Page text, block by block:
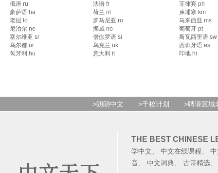
俄语 ru
法语 fr
菲律宾 ph
豪萨语 ha
荷兰 nl
柬埔寨 km
老挝 lo
罗马尼亚 ro
马来西亚 ms
尼泊尔 ne
挪威 no
葡萄牙 pt
塞尔维亚 sr
僧伽罗语 si
斯瓦西里语 sw
乌尔都 ur
乌克兰 uk
西班牙语 es
匈牙利 hu
意大利 it 印地 hi
>朗朗中文 >千校计划 >聘请区域
THE BEST CHINESE
学中文 中文在线课程
音
中文词典 古诗精选